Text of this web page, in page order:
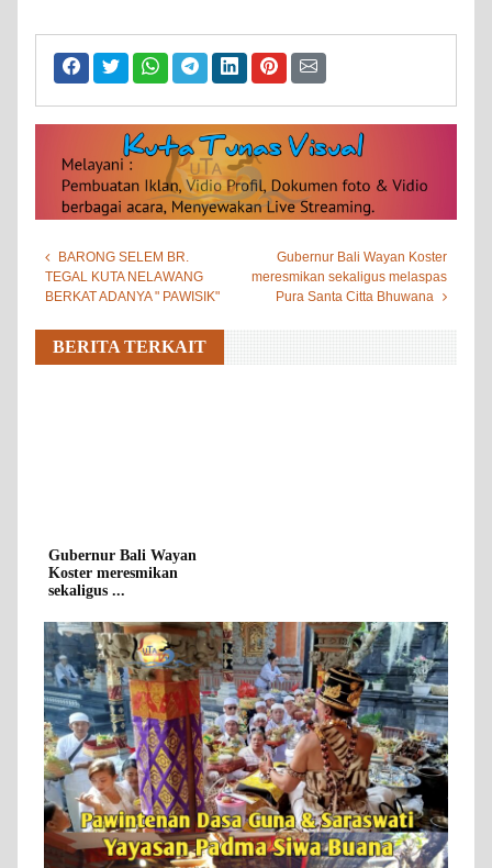
BARONG SELEM BR.
TEGAL KUTA NELAWANG
BERKAT ADANYA " PAWISIK"
Gubernur Bali Wayan Koster
meresmikan sekaligus melaspas
Pura Santa Citta Bhuwana
BERITA TERKAIT
Gubernur Bali Wayan
Koster meresmikan
sekaligus ...